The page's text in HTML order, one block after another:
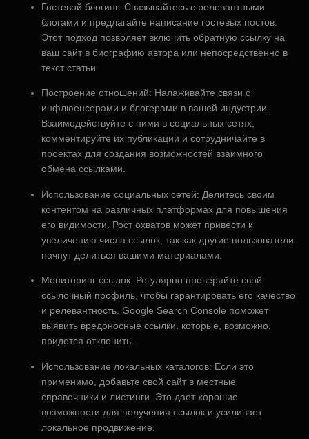
Гостевой блогинг: Связывайтесь с релевантными
блогами и предлагайте написание гостевых постов.
Этот подход позволяет включить обратную ссылку на
ваш сайт в биографию автора или непосредственно в
текст статьи.
Построение отношений: Налаживайте связи с
инфлюенсерами и блогерами в вашей индустрии.
Взаимодействуйте с ними в социальных сетях,
комментируйте их публикации и сотрудничайте в
проектах для создания возможностей взаимного
обмена ссылками.
Использование социальных сетей: Делитесь своим
контентом на различных платформах для повышения
его видимости. Рост охватов может привести к
увеличению числа ссылок, так как другие пользователи
начнут делиться вашими материалами.
Мониторинг ссылок: Регулярно проверяйте свой
ссылочный профиль, чтобы гарантировать его качество
и релевантность. Google Search Console поможет
выявить вредоносные ссылки, которые, возможно,
придется отклонить.
Использование локальных каталогов: Если это
применимо, добавьте свой сайт в местные
справочники и листинги. Это дает хорошие
возможности для получения ссылок и усиливает
локальное продвижение.